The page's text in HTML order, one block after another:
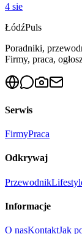
4 sie
ŁódźPuls
Poradniki,
Firmy, praca,
Serwis
FirmyPraca
Odkrywaj
Przewodnik
Informacje
O nasKontaktJak